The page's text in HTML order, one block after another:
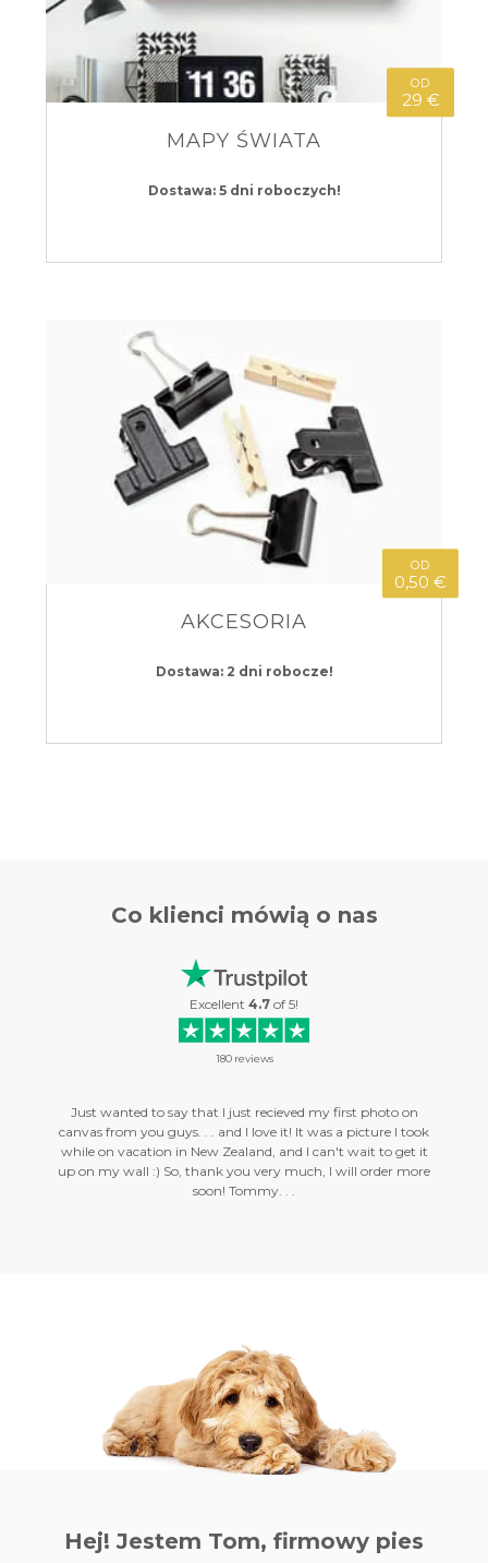
OD
29 €
MAPY ŚWIATA
Dostawa: 5 dni roboczych!
OD
0,50 €
AKCESORIA
Dostawa: 2 dni robocze!
Co klienci mówią o nas
Excellent 4.7 of 5!
180 reviews
Just wanted to say that I just recieved my first photo on
canvas from you guys. . . and I love it! It was a picture I took
while on vacation in New Zealand, and I can't wait to get it
up on my wall :) So, thank you very much, I will order more
soon! Tommy. . .
Hej! Jestem Tom, firmowy pies